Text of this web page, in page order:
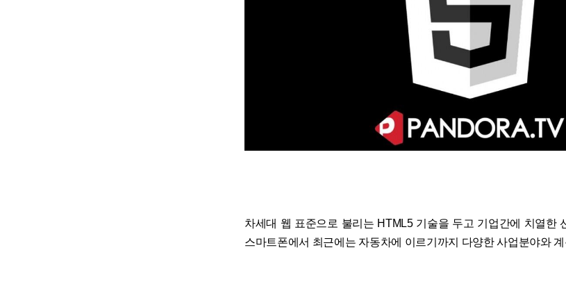
차세대 웹 표준으로 불리는 HTML5 기술을 두고 기업간에 치열한
스마트폰에서 최근에는 자동차에 이르기까지 다양한 사업분야와